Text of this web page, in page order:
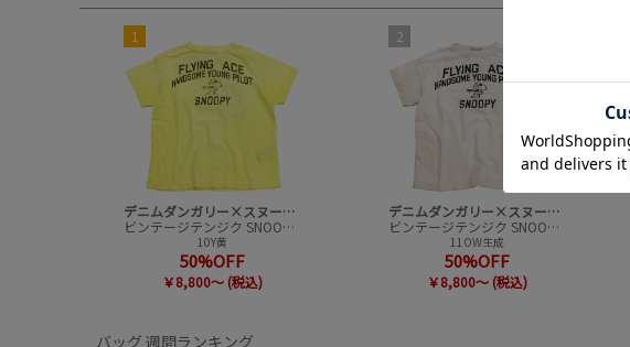
1
デニムダンガリー×スヌーピー
ビンテージテンジク SNOOPY HERO TEE
10Y黄
50%OFF
￥8,800～ (税込)
2
デニムダンガリー×スヌーピー
ビンテージテンジク SNOOPY HERO TEE
11OW生成
50%OFF
￥8,800～ (税込)
バッグ 週間ランキング